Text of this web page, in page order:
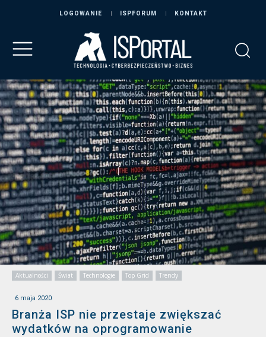
LOGOWANIE ISPFORUM KONTAKT
Aktualności Świat Technologie Top Grid Trendy
6 maja 2020
Branża ISP nie przestaje zwiększać
wydatków na oprogramowanie